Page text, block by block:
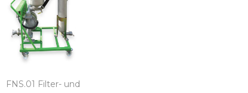
FNS.01 Filter- und